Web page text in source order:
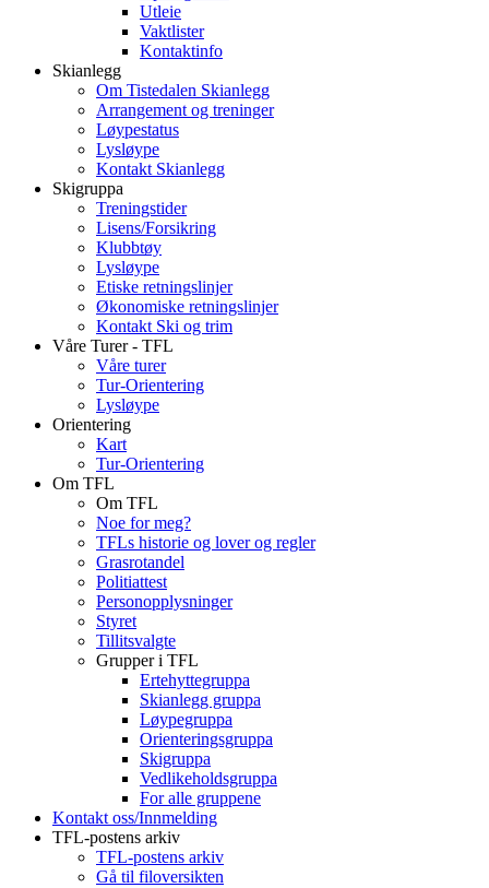
Utleie
Vaktlister
Kontaktinfo
Skianlegg
Om Tistedalen Skianlegg
Arrangement og treninger
Løypestatus
Lysløype
Kontakt Skianlegg
Skigruppa
Treningstider
Lisens/Forsikring
Klubbtøy
Lysløype
Etiske retningslinjer
Økonomiske retningslinjer
Kontakt Ski og trim
Våre Turer - TFL
Våre turer
Tur-Orientering
Lysløype
Orientering
Kart
Tur-Orientering
Om TFL
Om TFL
Noe for meg?
TFLs historie og lover og regler
Grasrotandel
Politiattest
Personopplysninger
Styret
Tillitsvalgte
Grupper i TFL
Ertehyttegruppa
Skianlegg gruppa
Løypegruppa
Orienteringsgruppa
Skigruppa
Vedlikeholdsgruppa
For alle gruppene
Kontakt oss/Innmelding
TFL-postens arkiv
TFL-postens arkiv
Gå til filoversikten